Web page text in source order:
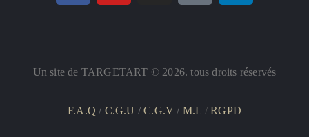
Un site de TARGETART © 2026. tous droits réservés
F.A.Q / C.G.U /C.G.V/ M.L /RGPD